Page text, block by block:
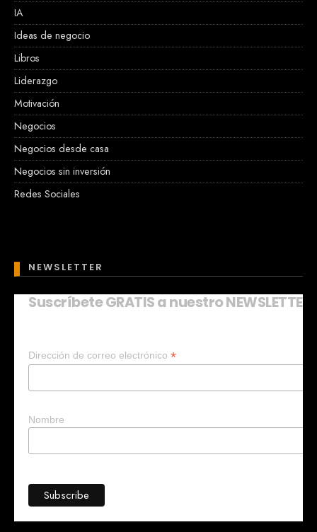
IA
Ideas de negocio
Libros
Liderazgo
Motivación
Negocios
Negocios desde casa
Negocios sin inversión
Redes Sociales
NEWSLETTER
Suscríbete GRATIS a nuestro NEWSLETTER
Dirección de correo electrónico *
Nombre
¿Quieres que te ayude a crear un